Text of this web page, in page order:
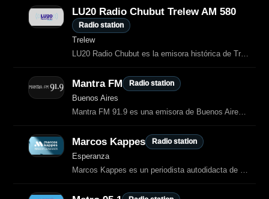
LU20 Radio Chubut Trelew AM 580
Radio station
Trelew
LU20 Radio Chubut es la emisora histórica de Trelew, transmitiendo en AM 580 desde 1963.
Mantra FM Radio station
Buenos Aires
Mantra FM 91.9 es una emisora de Buenos Aires dedicada al bienestar, la espiritualidad y el desarrollo personal.
Marcos Kappes Radio station
Esperanza
Marcos Kappes es un periodista autodidacta de Esperanza, Santa Fe, con más de veinte años de trabajo independiente.